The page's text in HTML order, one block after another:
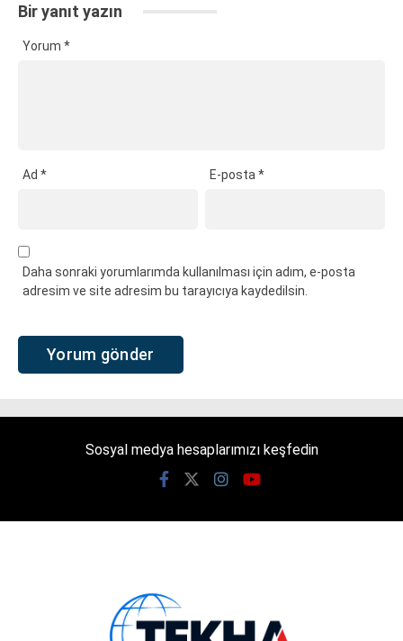
Bir yanıt yazın
Yorum *
Ad * E-posta*
Daha sonraki yorumlarımda kullanılması için adım, e-posta
adresim ve site adresim bu tarayıcıya kaydedilsin.
Sosyal medya hesaplarımızı keşfedin